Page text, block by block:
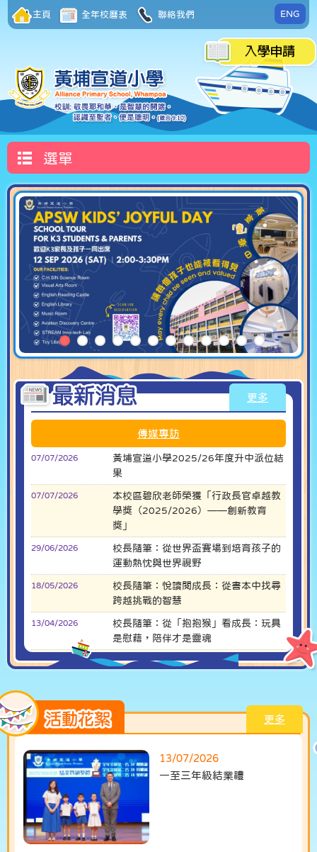
主頁 全年校曆表 聯絡我們 ENG
選單
更多
傳媒專訪
07/07/2026
黃埔宣道小學2025/26年度升中派位結
果
07/07/2026
本校區碧欣老師榮獲「行政長官卓越教
學獎（2025/2026）——創新教育
獎」
29/06/2026
校長隨筆：從世界盃賽場到培育孩子的
運動熱忱與世界視野
18/05/2026
校長隨筆：悅讀閱成長：從書本中找尋
跨越挑戰的智慧
13/04/2026
校長隨筆：從「抱抱猴」看成長：玩具
是慰藉，陪伴才是靈魂
14/02/2026
校長隨筆：馬不停蹄迎丙午：身體力行
08/01/2026
組冠軍
03/01/2026
【放眼全球．創新領航】本校行政團隊
展開國際化專業發展新篇章
29/12/2025
校長隨筆：給孩子一份無價的聖誕禮物
「回顧、感恩與前行」 製造無價的「親
子時光」
20/11/2025
校長隨筆：從智能手機熱話如何培育孩
子的「創新腦」
更多
13/07/2026
一至三年級結業禮